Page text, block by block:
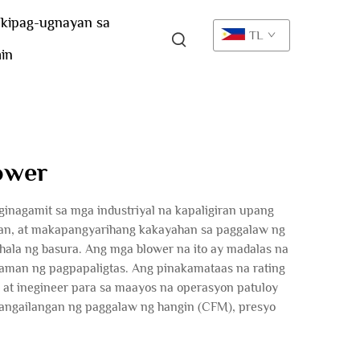
ugnayan sa
TL
sa mga industriyal na kapaligiran upang
at makapangyarihang kakayahan sa paggalaw ng
ng basura. Ang mga blower na ito ay madalas na
ng pagpapaligtas. Ang pinakamataas na rating
inegineer para sa maayos na operasyon patuloy
ng paggalaw ng hangin (CFM), presyo